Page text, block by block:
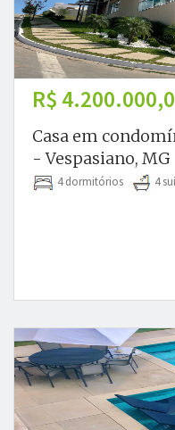
R$
Casa em
- Vespasiano, MG
4 dormitórios 4